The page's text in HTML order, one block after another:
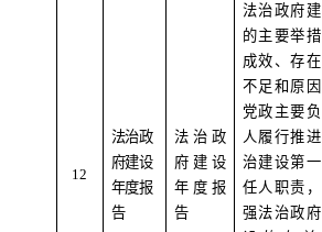
1 2
法治政
府建设
年度报
告
法治政
府建设
年度报
告
法治政府
的主要举
成效、存
不足和原因
党政主要
人履行推
治建设第
任人职责
强法治政